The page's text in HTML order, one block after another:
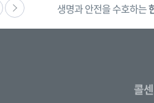
생명과 안전을 수호하는
콜